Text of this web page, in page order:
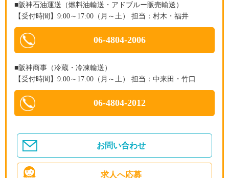
■阪神石油運送（燃料油輸送・アドブルー販売輸送）
【受付時間】9:00～17:00（月～土） 担当：村木・福井
06-4804-2006
■阪神商事（冷蔵・冷凍輸送）
【受付時間】9:00～17:00（月～土） 担当：中来田・竹口
06-4804-2012
お問い合わせ
求人へ応募